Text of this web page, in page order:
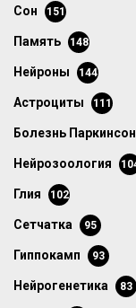
сон 151
память 148
нейроны 144
астроциты 111
болезнь
нейрозоология
глия 102
сетчатка 95
гиппокамп 93
нейрогенетика 83